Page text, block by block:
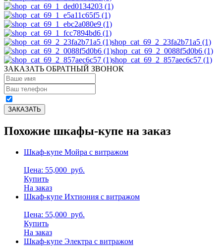
shop_cat_69_2_23fa2b71a5 (1)
shop_cat_69_2_0088f5d0b6 (1)
shop_cat_69_2_857aec6c57 (1)
ЗАКАЗАТЬ ОБРАТНЫЙ ЗВОНОК
Похожие шкафы-купе на заказ
Шкаф-купе Мойра с витражом
Цена: 55,000 руб.
Купить
На заказ
Шкаф-купе Ихтиония с витражом
Цена: 55,000 руб.
Купить
На заказ
Шкаф-купе Электра с витражом